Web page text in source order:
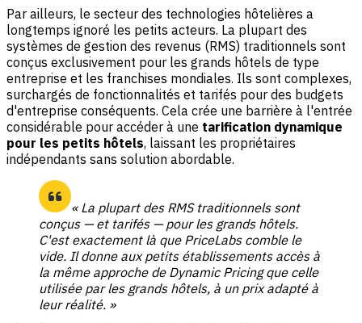
Par ailleurs, le secteur des technologies hôtelières a
longtemps ignoré les petits acteurs. La plupart des
systèmes de gestion des revenus (RMS) traditionnels sont
conçus exclusivement pour les grands hôtels de type
entreprise et les franchises mondiales. Ils sont complexes,
surchargés de fonctionnalités et tarifés pour des budgets
d'entreprise conséquents. Cela crée une barrière à l'entrée
considérable pour accéder à une tarification dynamique
pour les petits hôtels, laissant les propriétaires
indépendants sans solution abordable.
« La plupart des RMS traditionnels sont
conçus — et tarifés — pour les grands hôtels.
C'est exactement là que PriceLabs comble le
vide. Il donne aux petits établissements accès à
la même approche de Dynamic Pricing que celle
utilisée par les grands hôtels, à un prix adapté à
leur réalité. »